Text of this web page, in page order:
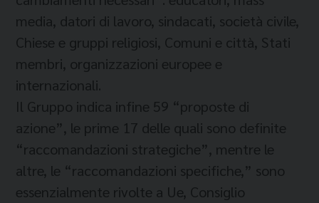
media, datori di lavoro, sindacati, società civile,
Chiese e gruppi religiosi, Comuni e città, Stati
membri, organizzazioni europee e
internazionali.
Il Gruppo indica infine 59 “proposte di
azione”, le prime 17 delle quali sono definite
“raccomandazioni strategiche”, mentre le
altre, le “raccomandazioni specifiche,” sono
essenzialmente rivolte a Ue, Consiglio